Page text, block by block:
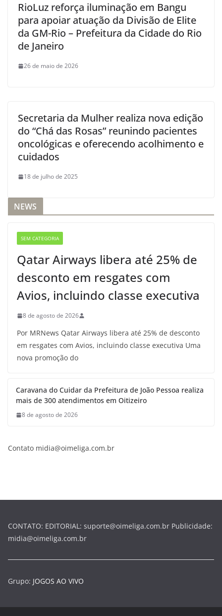
RioLuz reforça iluminação em Bangu
para apoiar atuação da Divisão de Elite
da GM-Rio – Prefeitura da Cidade do Rio
de Janeiro
26 de maio de 2026
Secretaria da Mulher realiza nova edição
do “Chá das Rosas” reunindo pacientes
oncológicas e oferecendo acolhimento e
cuidados
18 de julho de 2025
NEWS
SEM CATEGORIA
Qatar Airways libera até 25% de
desconto em resgates com
Avios, incluindo classe executiva
8 de agosto de 2026
Por MRNews Qatar Airways libera até 25% de desconto
em resgates com Avios, incluindo classe executiva Uma
nova promoção do
Caravana do Cuidar da Prefeitura de João Pessoa realiza
mais de 300 atendimentos em Oitizeiro
8 de agosto de 2026
Contato midia@oimeliga.com.br
CONTATO: EDITORIAL: suporte@oimeliga.com.br Publicidade:
midia@oimeliga.com.br
Grupo: JOGOS AO VIVO